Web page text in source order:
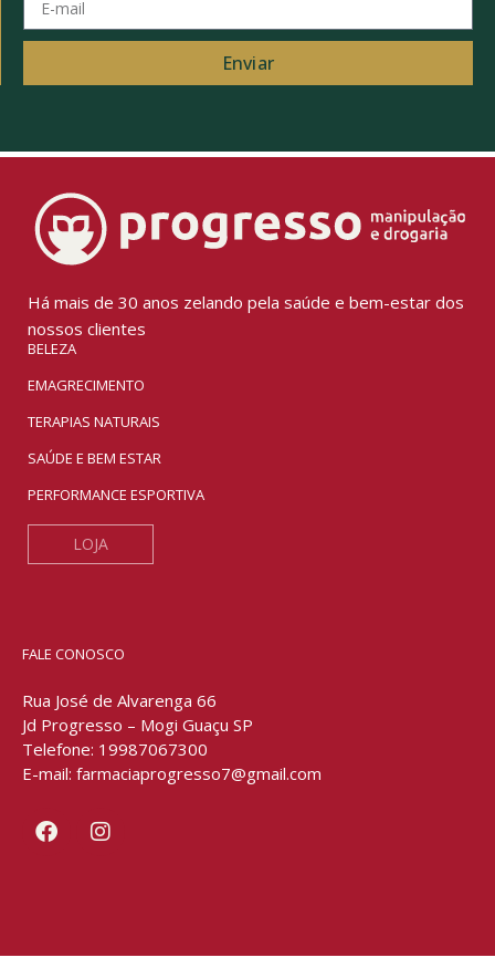
Enviar
Há mais de 30 anos zelando pela saúde e bem-estar dos
nossos clientes
BELEZA
EMAGRECIMENTO
TERAPIAS NATURAIS
SAÚDE E BEM ESTAR
PERFORMANCE ESPORTIVA
LOJA
FALE CONOSCO
Rua José de Alvarenga 66
Jd Progresso – Mogi Guaçu SP
Telefone: 19987067300
E-mail: farmaciaprogresso7@gmail.com